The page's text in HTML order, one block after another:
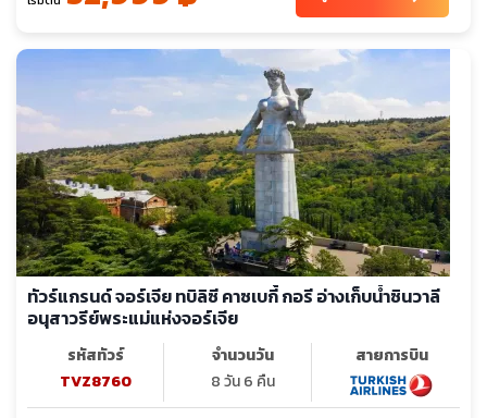
ทัวร์แกรนด์ จอร์เจีย ทบิลิซี คาซเบกี้ กอรี อ่างเก็บน้ำซินวาลี
อนุสาวรีย์พระแม่แห่งจอร์เจีย
รหัสทัวร์
TVZ8760
จำนวนวัน
8 วัน 6 คืน
สายการบิน